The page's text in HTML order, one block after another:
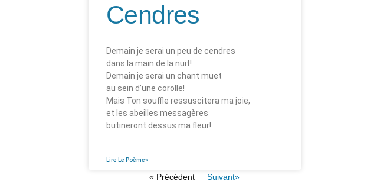
Cendres
Demain je serai un peu de cendres
dans la main de la nuit!
Demain je serai un chant muet
au sein d’une corolle!
Mais Ton souffle ressuscitera ma joie,
et les abeilles messagères
butineront dessus ma fleur!
Lire Le Poème»
« Précédent Suivant»